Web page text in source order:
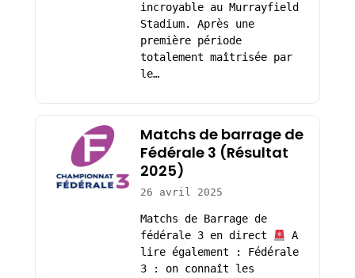
incroyable au Murrayfield
Stadium. Après une
première période
totalement maîtrisée par
le…
Matchs de barrage de
Fédérale 3 (Résultat
2025)
26 avril 2025
Matchs de Barrage de
fédérale 3 en direct
A
lire également : Fédérale
3 : on connaît les